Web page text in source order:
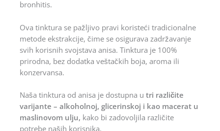
bronhitis.
Ova tinktura se pažljivo pravi koristeći tradicionalne
metode ekstrakcije, čime se osigurava zadržavanje
svih korisnih svojstava anisa. Tinktura je 100%
prirodna, bez dodatka veštačkih boja, aroma ili
konzervansa.
Naša tinktura od anisa je dostupna u tri različite
varijante – alkoholnoj, glicerinskoj i kao macerat u
maslinovom ulju, kako bi zadovoljila različite
potrebe naših korisnika.